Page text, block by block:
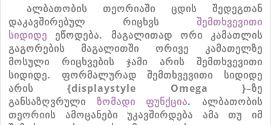
ალბათობის
თეორიაში ცდის
შედეგთან
დაკავშირებულ
რიცხვს
შემთხვევითი
სიდიდე
ეწოდება. მაგალითად ორი
კამათლის
გაგორების
მაგალითში ორივე
კამათელზე
მოსული
რიცხვების ჯამი არის
შემთხვევითი
სიდიდე. ფორმალურად შემთხვევითი
სიდიდე
არის {displaystyle Omega }–ზე
განსაზღვრული
ზომადი ფუნქცია. ალბათობის
თეორიის
ამოცანები უკავშირდება ამა თუ
იმ